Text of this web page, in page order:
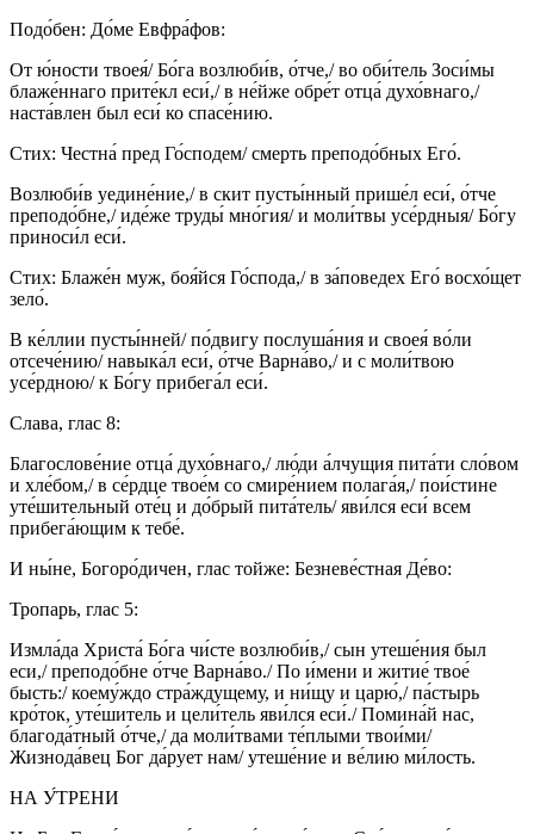
Подо́бен: До́ме Евфра́фов:
От ю́ности твоея́/ Бо́га возлюби́в, о́тче,/ во оби́тель Зоси́мы
блаже́ннаго прите́кл еси́,/ в не́йже обре́т отца́ духо́внаго,/
наста́влен был еси́ ко спасе́нию.
Стих: Честна́ пред Го́сподем/ смерть преподо́бных Его́.
Возлюби́в уедине́ние,/ в скит пусты́нный прише́л еси́, о́тче
преподо́бне,/ иде́же труды́ мно́гия/ и моли́твы усе́рдныя/ Бо́гу
приноси́л еси́.
Стих: Блаже́н муж, боя́йся Го́спода,/ в за́поведех Его́ восхо́щет
зело́.
В ке́ллии пусты́нней/ по́двигу послуша́ния и своея́ во́ли
отсече́нию/ навыка́л еси́, о́тче Варна́во,/ и с моли́твою
усе́рдною/ к Бо́гу прибега́л еси́.
Слава, глас 8:
Благослове́ние отца́ духо́внаго,/ лю́ди а́лчущия пита́ти сло́вом
и хле́бом,/ в се́рдце твое́м со смире́нием полага́я,/ пои́стине
уте́шительный оте́ц и до́брый пита́тель/ яви́лся еси́ всем
прибега́ющим к тебе́.
И ны́не, Богоро́дичен, глас тойже: Безневе́стная Де́во:
Тропарь, глас 5:
Измла́да Христа́ Бо́га чи́сте возлюби́в,/ сын утеше́ния был
еси,/ преподо́бне о́тче Варна́во./ По и́мени и житие́ твое́
бысть:/ коему́ждо стра́ждущему, и ни́щу и царю́,/ па́стырь
кро́ток, уте́шитель и цели́тель яви́лся еси́./ Помина́й нас,
благода́тный о́тче,/ да моли́твами те́плыми твои́ми/
Жизнода́вец Бог да́рует нам/ утеше́ние и ве́лию ми́лость.
НА У́ТРЕНИ